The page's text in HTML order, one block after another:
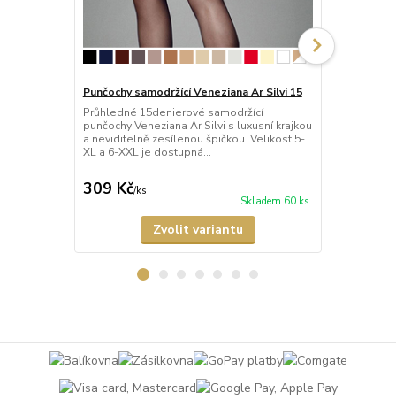
Punčochy samodržící Veneziana Ar Silvi 15
Průhledné 15denierové samodržící
punčochy Veneziana Ar Silvi s luxusní krajkou
a neviditelně zesílenou špičkou. Velikost 5-
XL a 6-XXL je dostupná...
309 Kč/ks
Skladem 60 ks
Zvolit variantu